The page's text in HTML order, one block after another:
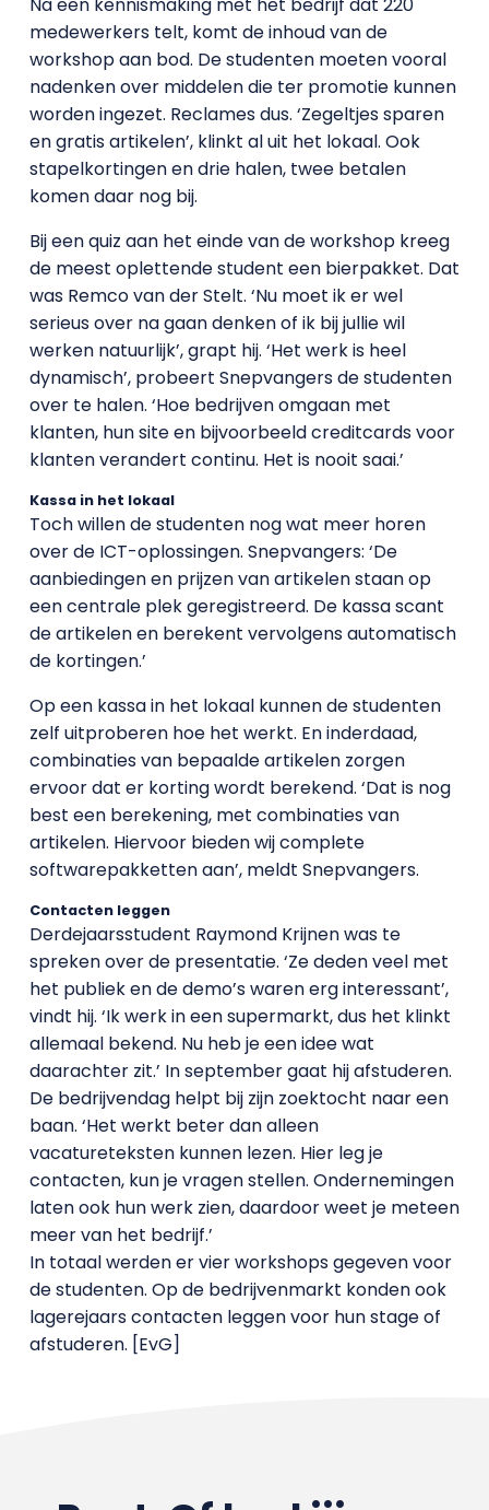
medewerkers telt, komt de inhoud van de
workshop aan bod. De studenten moeten vooral
nadenken over middelen die ter promotie kunnen
worden ingezet. Reclames dus. ‘Zegeltjes sparen
en gratis artikelen’, klinkt al uit het lokaal. Ook
stapelkortingen en drie halen, twee betalen
komen daar nog bij.
Bij een quiz aan het einde van de workshop kreeg
de meest oplettende student een bierpakket. Dat
was Remco van der Stelt. ‘Nu moet ik er wel
serieus over na gaan denken of ik bij jullie wil
werken natuurlijk’, grapt hij. ‘Het werk is heel
dynamisch’, probeert Snepvangers de studenten
over te halen. ‘Hoe bedrijven omgaan met
klanten, hun site en bijvoorbeeld creditcards voor
klanten verandert continu. Het is nooit saai.’
Kassa in het lokaal
Toch willen de studenten nog wat meer horen
over de ICT-oplossingen. Snepvangers: ‘De
aanbiedingen en prijzen van artikelen staan op
een centrale plek geregistreerd. De kassa scant
de artikelen en berekent vervolgens automatisch
de kortingen.’
Op een kassa in het lokaal kunnen de studenten
zelf uitproberen hoe het werkt. En inderdaad,
combinaties van bepaalde artikelen zorgen
ervoor dat er korting wordt berekend. ‘Dat is nog
best een berekening, met combinaties van
artikelen. Hiervoor bieden wij complete
softwarepakketten aan’, meldt Snepvangers.
Contacten leggen
Derdejaarsstudent Raymond Krijnen was te
spreken over de presentatie. ‘Ze deden veel met
het publiek en de demo’s waren erg interessant’,
vindt hij. ‘Ik werk in een supermarkt, dus het klinkt
allemaal bekend. Nu heb je een idee wat
daarachter zit.’ In september gaat hij afstuderen.
De bedrijvendag helpt bij zijn zoektocht naar een
baan. ‘Het werkt beter dan alleen
vacatureteksten kunnen lezen. Hier leg je
contacten, kun je vragen stellen. Ondernemingen
laten ook hun werk zien, daardoor weet je meteen
meer van het bedrijf.’
In totaal werden er vier workshops gegeven voor
de studenten. Op de bedrijvenmarkt konden ook
lagerejaars contacten leggen voor hun stage of
afstuderen. [EvG]